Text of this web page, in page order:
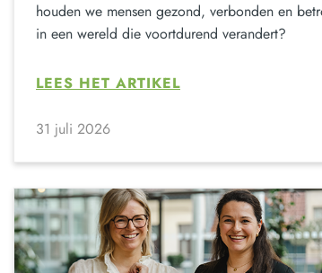
houden we mensen gezond, verbonden en
in een wereld die voortdurend verandert?
LEES HET ARTIKEL
31 juli 2026